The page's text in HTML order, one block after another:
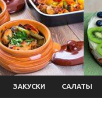
ЗАКУСКИ САЛАТЫ